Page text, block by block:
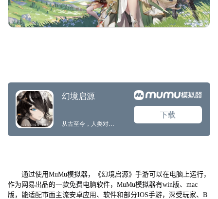
通过使用MuMu模拟器，《幻境启源》手游可以在电脑上运行，
作为网易出品的一款免费电脑软件，MuMu模拟器有win版、mac
版，能适配市面主流安卓应用、软件和部分IOS手游，深受玩家、B